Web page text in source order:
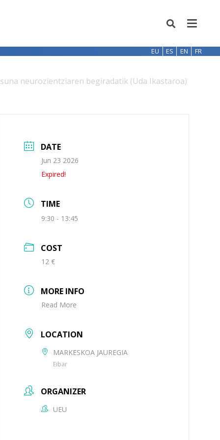
EU ES EN FR
neurozientziaren begiradatik (Uda Ikastaroa)
DATE
Jun 23 2026
Expired!
TIME
9:30 - 13:45
COST
12 €
MORE INFO
Read More
LOCATION
MARKESKOA JAUREGIA
Eibar
ORGANIZER
UEU